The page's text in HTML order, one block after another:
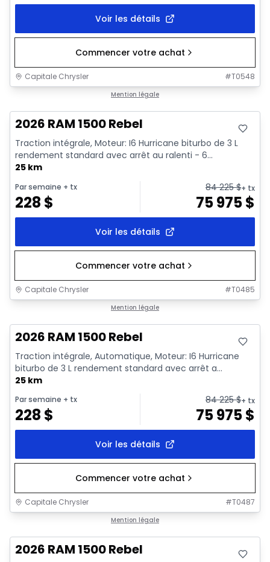
Voir les détails
Commencer votre achat
Capitale Chrysler #T0548
Mention légale
2026 RAM 1500 Rebel
Traction intégrale, Moteur: I6 Hurricane biturbo de 3 L
rendement standard avec arrêt au ralenti - 6...
25 km
Par semaine + tx
228 $
84 225$+ tx
75 975$
Voir les détails
Commencer votre achat
Capitale Chrysler #T0485
Mention légale
2026 RAM 1500 Rebel
Traction intégrale, Automatique, Moteur: I6 Hurricane
biturbo de 3 L rendement standard avec arrêt a...
25 km
Par semaine + tx
228 $
84 225$+ tx
75 975$
Voir les détails
Commencer votre achat
Capitale Chrysler #T0487
Mention légale
2026 RAM 1500 Rebel